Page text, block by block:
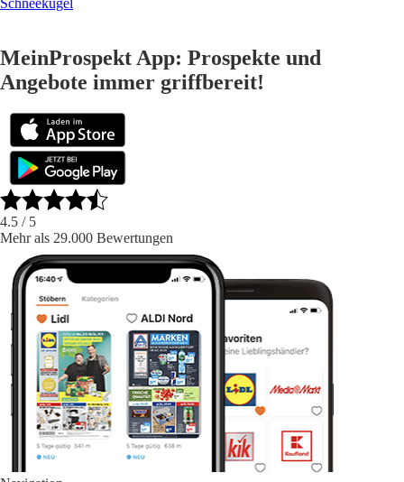
MeinProspekt App: Prospekte und
Angebote immer griffbereit!
4.5 / 5
Mehr als 29.000 Bewertungen